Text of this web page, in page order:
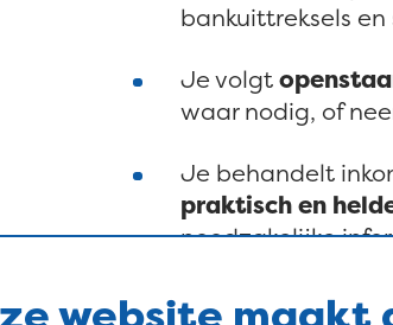
bankuittreksels
Je volgt
waar nodig, of
Je behandelt
praktisch en
noodzakelijke
Je verwerkt